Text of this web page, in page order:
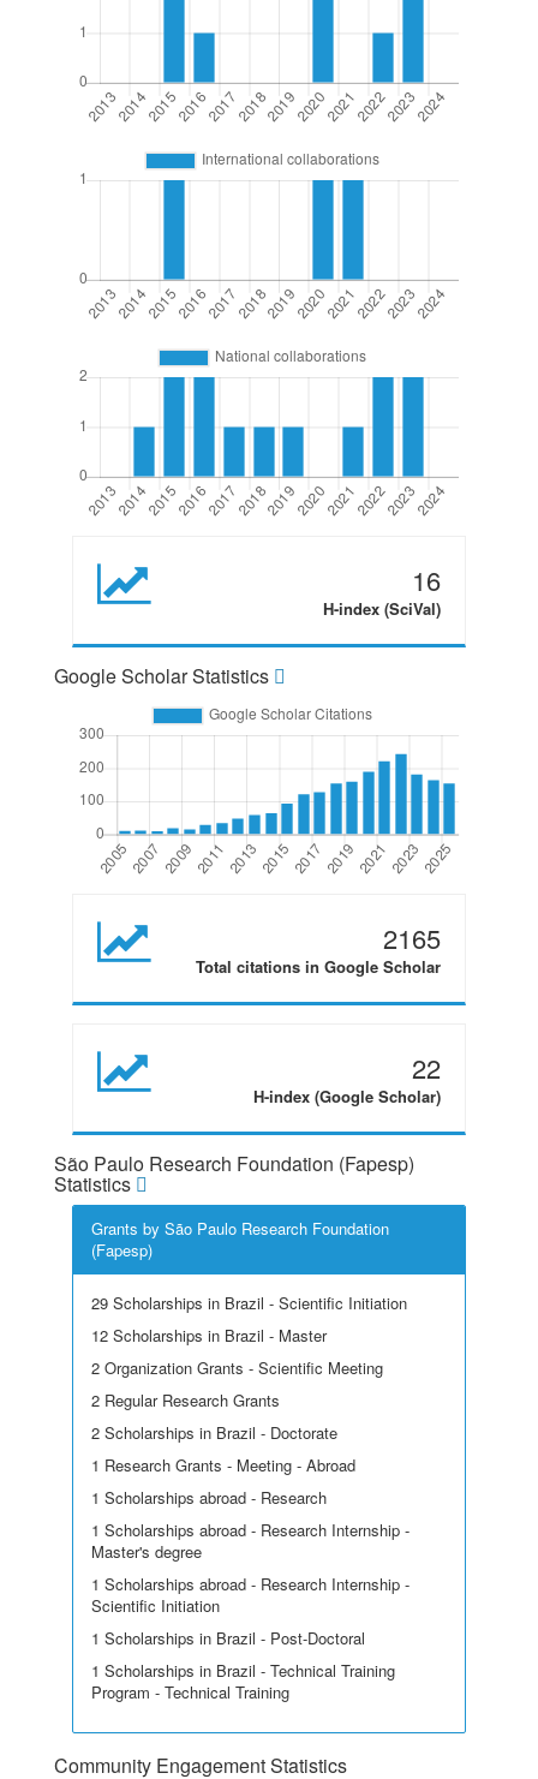
16
H-index (SciVal)
Google Scholar Statistics
2165
Total citations in Google Scholar
22
H-index (Google Scholar)
São Paulo Research Foundation (Fapesp)
Statistics
Grants by São Paulo Research Foundation
(Fapesp)
29 Scholarships in Brazil - Scientific Initiation
12 Scholarships in Brazil - Master
2 Organization Grants - Scientific Meeting
2 Regular Research Grants
2 Scholarships in Brazil - Doctorate
1 Research Grants - Meeting - Abroad
1 Scholarships abroad - Research
1 Scholarships abroad - Research Internship -
Master's degree
1 Scholarships abroad - Research Internship -
Scientific Initiation
1 Scholarships in Brazil - Post-Doctoral
1 Scholarships in Brazil - Technical Training
Program - Technical Training
Community Engagement Statistics